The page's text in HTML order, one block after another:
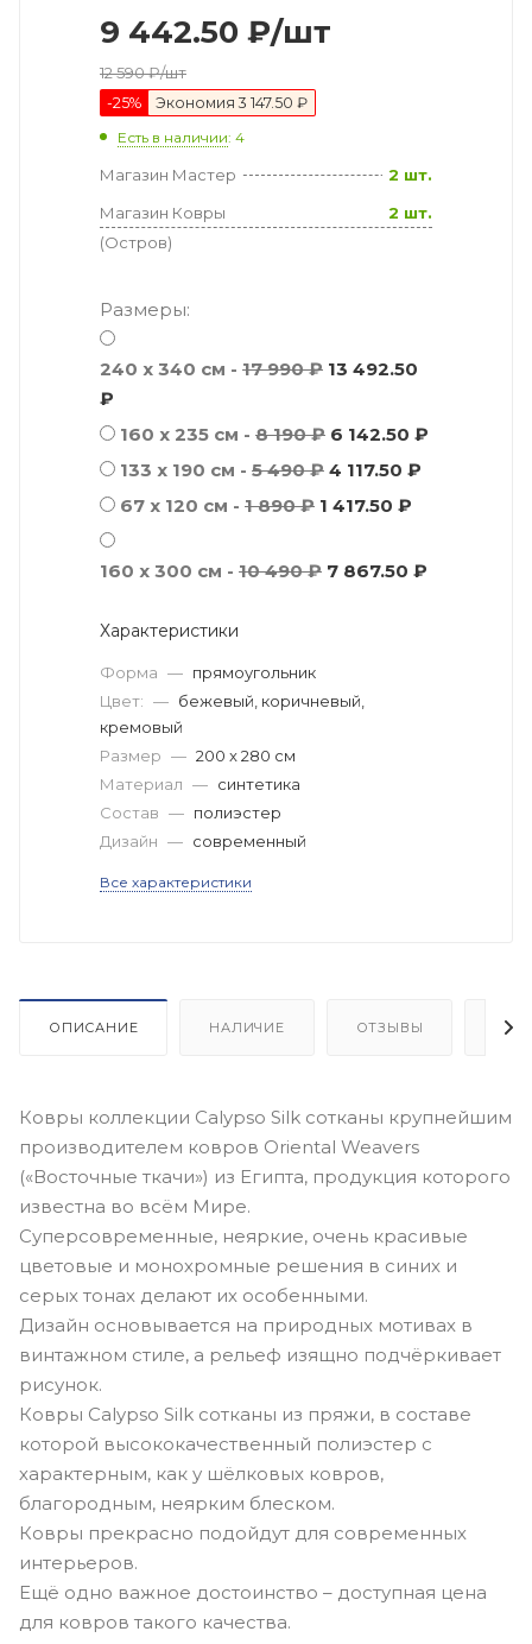
9 442.50 ₽/шт
12 590₽/шт
-25% Экономия3 147.50 ₽
Есть в наличии: 4
Магазин Мастер
2 шт.
Магазин Ковры
(Остров)
2 шт.
Размеры:
240 x 340 см - 17 990 ₽ 13 492.50
₽
160 x 235 см - 8 190 ₽ 6 142.50 ₽
133 x 190 см - 5 490 ₽ 4 117.50 ₽
67 x 120 см - 1 890 ₽ 1 417.50 ₽
160 x 300 см - 10 490 ₽ 7 867.50 ₽
Характеристики
Форма — прямоугольник
Цвет: — бежевый, коричневый,
кремовый
Размер — 200 x 280 см
Материал — синтетика
Состав — полиэстер
Дизайн — современный
Все характеристики
ОПИСАНИЕ НАЛИЧИЕ ОТЗЫВЫ
Ковры коллекции Calypso Silk сотканы крупнейшим
производителем ковров Oriental Weavers
(«Восточные ткачи») из Египта, продукция которого
известна во всём Мире.
Суперсовременные, неяркие, очень красивые
цветовые и монохромные решения в синих и
серых тонах делают их особенными.
Дизайн основывается на природных мотивах в
винтажном стиле, а рельеф изящно подчёркивает
рисунок.
Ковры Calypso Silk сотканы из пряжи, в составе
которой высококачественный полиэстер с
характерным, как у шёлковых ковров,
благородным, неярким блеском.
Ковры прекрасно подойдут для современных
интерьеров.
Ещё одно важное достоинство – доступная цена
для ковров такого качества.